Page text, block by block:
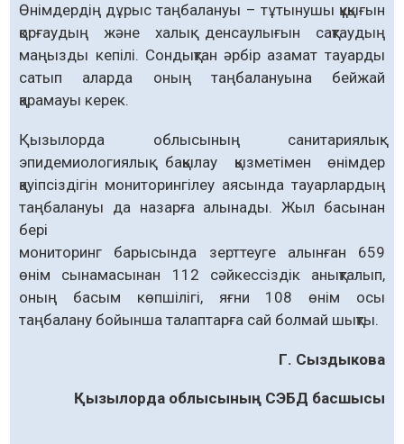
Өнімдердің дұрыс таңбалануы – тұтынушы құқығын
қорғаудың және халық денсаулығын сақтаудың
маңызды кепілі. Сондықтан әрбір азамат тауарды
сатып аларда оның таңбалануына бейжай
қарамауы керек.
Қызылорда облысының санитариялық-
эпидемиологиялық бақылау қызметімен өнімдер
қауіпсіздігін мониторингілеу аясында тауарлардың
таңбалануы да назарға алынады. Жыл басынан
бері
мониторинг барысында зерттеуге алынған 659
өнім сынамасынан 112 сәйкессіздік анықталып,
оның басым көпшілігі, яғни 108 өнім осы
таңбалану бойынша талаптарға сай болмай шықты.
Г. Сыздыкова
Қызылорда облысының СЭБД басшысы